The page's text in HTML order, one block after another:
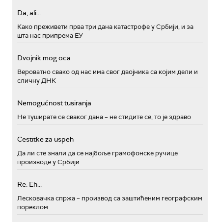
Da, ali...
Како преживети прва три дана катастрофе у Србији, и за
шта нас припрема ЕУ
Dvojnik mog oca
Вероватно свако од нас има свог двојника са којим дели и
сличну ДНК
Nemogućnost tusiranja
Не туширате се сваког дана – не стидите се, то је здраво
Cestitke za uspeh
Да ли сте знали да се најбоље грамофонске ручице
производе у Србији
Re: Eh...
Лесковачка спржа – производ са заштићеним географским
пореклом